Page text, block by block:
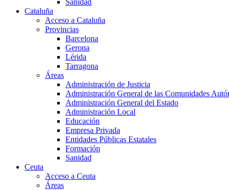
Sanidad
Cataluña
Acceso a Cataluña
Provincias
Barcelona
Gerona
Lérida
Tarragona
Áreas
Administración de Justicia
Administración General de las Comunidades
Administración General del Estado
Administración Local
Educación
Empresa Privada
Entidades Públicas Estatales
Formación
Sanidad
Ceuta
Acceso a Ceuta
Áreas